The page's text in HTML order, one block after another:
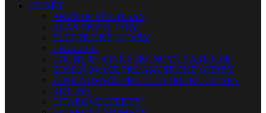
GITARY
AKUSTICKÉ GITARY
KLASICKÉ GITARY
ELEKTRICKÉ GITARY
UKULELE
COUNTRY A INÉ STRUNOVÉ NÁSTROJE
ZOSILŇOVAČE PRE AKUSTICKÉ GITARY
ZOSILŇOVAČE PRE ELEKTRICKÉ GITARY
STRUNY
GITAROVÉ EFEKTY